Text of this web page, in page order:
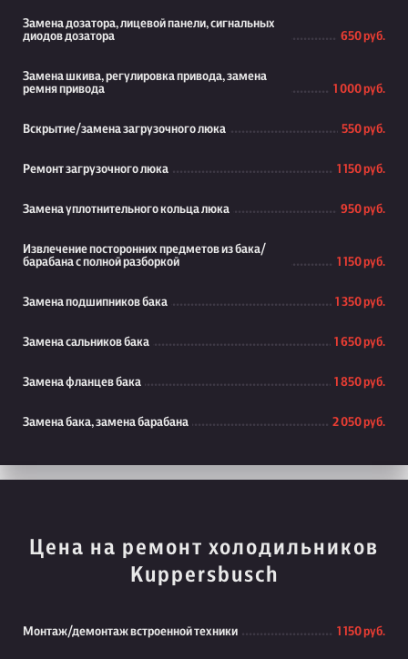
Замена дозатора, лицевой панели, сигнальных
диодов дозатора
650 руб.
Замена шкива, регулировка привода, замена
ремня привода
1 000 руб.
Вскрытие/замена загрузочного люка 550 руб.
Ремонт загрузочного люка 1 150 руб.
Замена уплотнительного кольца люка 950 руб.
Извлечение посторонних предметов из бака/
барабана с полной разборкой
1 150 руб.
Замена подшипников бака 1 350 руб.
Замена сальников бака 1 650 руб.
Замена фланцев бака 1 850 руб.
Замена бака, замена барабана 2 050 руб.
Цена на ремонт холодильников
Kuppersbusch
Монтаж/демонтаж встроенной техники 1 150 руб.